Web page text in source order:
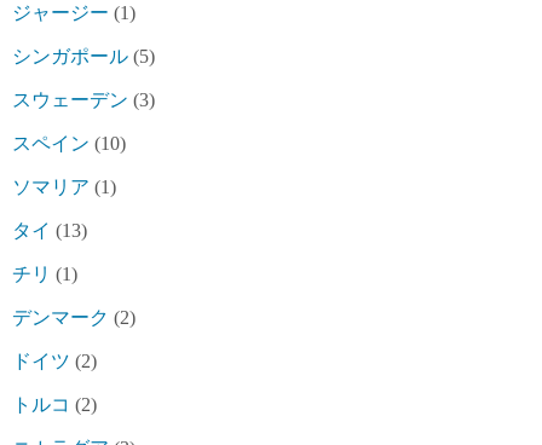
ジャージー (1)
シンガポール (5)
スウェーデン (3)
スペイン (10)
ソマリア (1)
タイ (13)
チリ (1)
デンマーク (2)
ドイツ (2)
トルコ (2)